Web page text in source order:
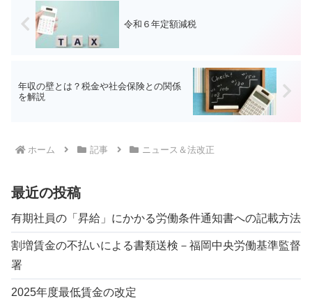
令和６年定額減税
年収の壁とは？税金や社会保険との関係
を解説
ホーム 記事 ニュース＆法改正
最近の投稿
有期社員の「昇給」にかかる労働条件通知書への記載方法
割増賃金の不払いによる書類送検－福岡中央労働基準監督
署
2025年度最低賃金の改定